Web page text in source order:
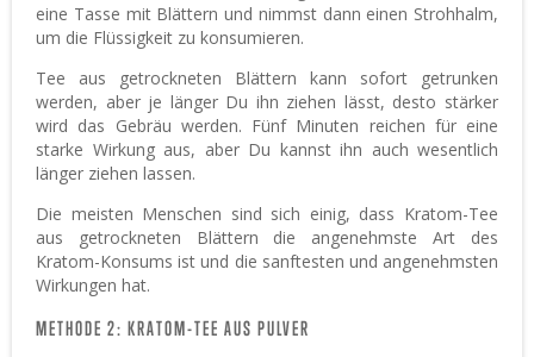
eine Tasse mit Blättern und nimmst dann einen Strohhalm,
um die Flüssigkeit zu konsumieren.
Tee aus getrockneten Blättern kann sofort getrunken
werden, aber je länger Du ihn ziehen lässt, desto stärker
wird das Gebräu werden. Fünf Minuten reichen für eine
starke Wirkung aus, aber Du kannst ihn auch wesentlich
länger ziehen lassen.
Die meisten Menschen sind sich einig, dass Kratom-Tee
aus getrockneten Blättern die angenehmste Art des
Kratom-Konsums ist und die sanftesten und angenehmsten
Wirkungen hat.
METHODE 2: KRATOM-TEE AUS PULVER